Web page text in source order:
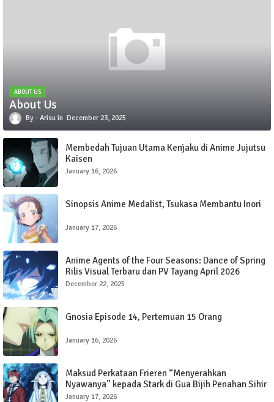
ABOUT US
About Us
Arisu December 23, 2025
Membedah Tujuan Utama Kenjaku di Anime Jujutsu
Kaisen
January 16, 2026
Sinopsis Anime Medalist, Tsukasa Membantu Inori
January 17, 2026
Anime Agents of the Four Seasons: Dance of Spring
Rilis Visual Terbaru dan PV Tayang April 2026
December 22, 2025
Gnosia Episode 14, Pertemuan 15 Orang
January 16, 2026
Maksud Perkataan Frieren “Menyerahkan
Nyawanya” kepada Stark di Gua Bijih Penahan Sihir
dalam Frieren: Beyond The Journey’s End
January 17, 2026